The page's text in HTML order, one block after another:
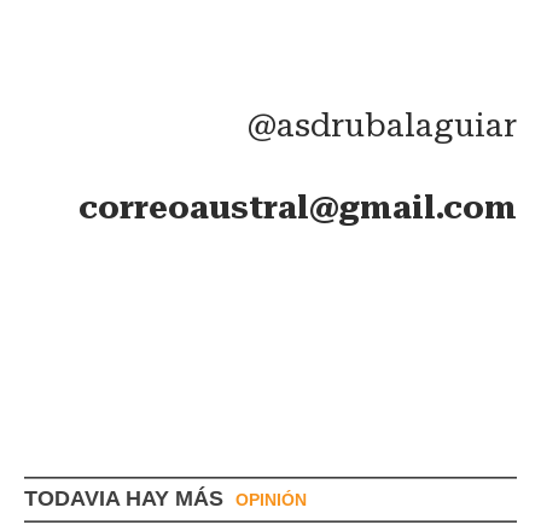
@asdrubalaguiar
correoaustral@gmail.com
TODAVIA HAY MÁS OPINIÓN